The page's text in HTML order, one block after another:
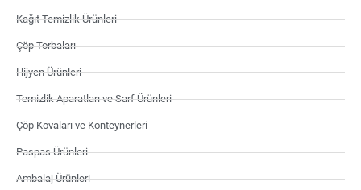
Kağıt Temizlik Ürünleri
Çöp Torbaları
Hijyen Ürünleri
Temizlik Aparatları ve Sarf Ürünleri
Çöp Kovaları ve Konteynerleri
Paspas Ürünleri
Ambalaj Ürünleri